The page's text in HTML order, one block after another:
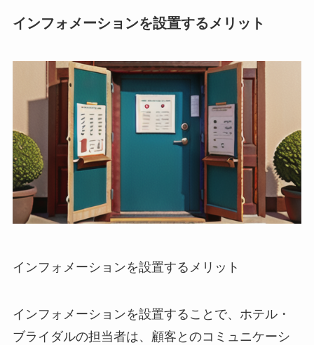
インフォメーションを設置するメリット
インフォメーションを設置するメリット
インフォメーションを設置することで、ホテル・
ブライダルの担当者は、顧客とのコミュニケーシ